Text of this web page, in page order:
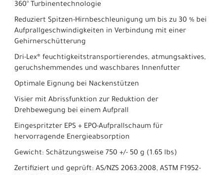
360° Turbinentechnologie
Reduziert Spitzen-Hirnbeschleunigung um bis zu 30 % bei
Aufprallgeschwindigkeiten in Verbindung mit einer
Gehirnerschütterung
Dri-Lex® feuchtigkeitstransportierendes, atmungsaktives,
geruchshemmendes und waschbares Innenfutter
Optimale Eignung bei Nackenstützen
Visier mit Abrissfunktion zur Reduktion der
Drehbewegung bei einem Aufprall
Eingespritzter EPS + EPO-Aufprallschaum für
hervorragende Energieabsorption
Gewicht: Schätzungsweise 750 +/- 50 g (1.65 lbs)
Zertifiziert und geprüft: AS/NZS 2063:2008, ASTM F1952-